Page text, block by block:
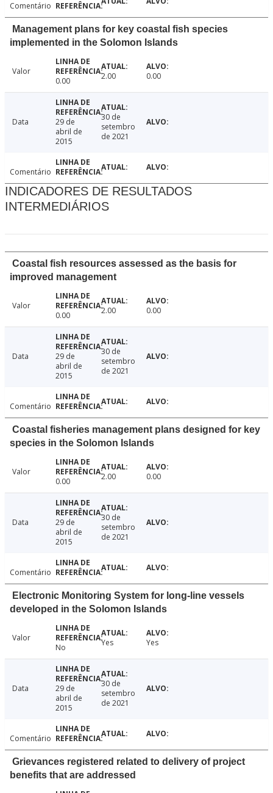
Comentário
Management plans for key coastal fish species
implemented in the Solomon Islands
Valor
0.00
2.00 0.00
Data
29 de
abril de
2015
30 de
setembro
de 2021
Comentário
INDICADORES DE RESULTADOS
INTERMEDIÁRIOS
Coastal fish resources assessed as the basis for
improved management
Valor
0.00
2.00 0.00
Data
29 de
abril de
2015
30 de
setembro
de 2021
Comentário
Coastal fisheries management plans designed for key
species in the Solomon Islands
Valor
0.00
2.00 0.00
Data
29 de
abril de
2015
30 de
setembro
de 2021
Comentário
Electronic Monitoring System for long-line vessels
developed in the Solomon Islands
Valor
No
Yes Yes
Data
29 de
abril de
2015
30 de
setembro
de 2021
Comentário
Grievances registered related to delivery of project
benefits that are addressed